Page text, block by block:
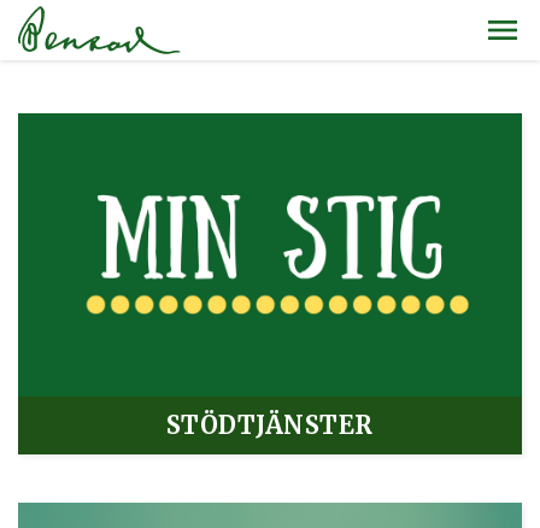
STÖDTJÄNSTER